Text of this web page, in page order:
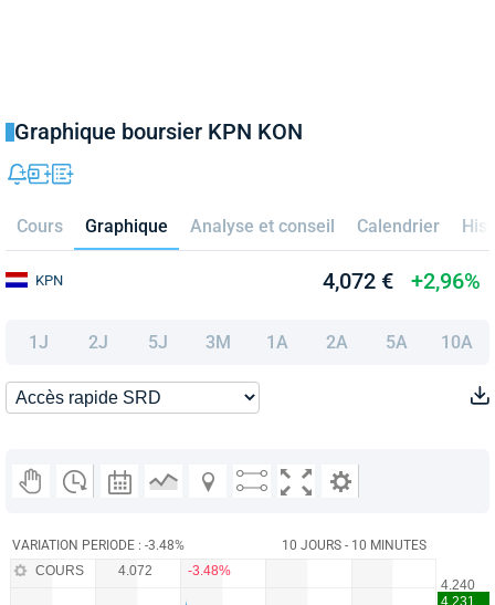
Graphique boursier KPN KON
Cours Graphique Analyse et conseil Calendrier
KPN 4,072 € +2,96%
1J 2J 5J 3M 1A 2A 5A 10A
VARIATION PERIODE : -3.48% 10 JOURS - 10 MINUTES
COURS 4.072 -3.48%